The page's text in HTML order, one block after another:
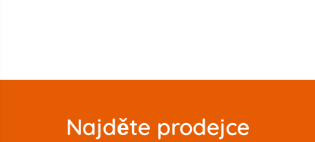
Najděte prodejce